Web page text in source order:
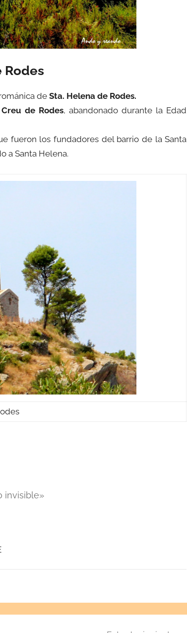
Rodes
de Sta. Helena de Rodes.
de Rodes, abandonado durante la Edad
fueron los fundadores del barrio de la Santa
a Santa Helena.
invisible»